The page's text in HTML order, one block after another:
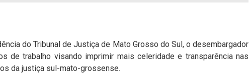
do Tribunal de Justiça de Mato Grosso do Sul, o desembargador
de trabalho visando imprimir mais celeridade e transparência nas
da justiça sul-mato-grossense.